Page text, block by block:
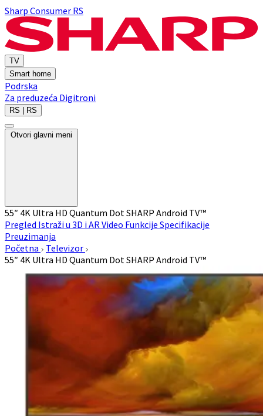
Sharp Consumer RS
TV
Smart home
Podrska
Za preduzeća Digitroni
RS | RS
Otvori glavni meni
55″ 4K Ultra HD Quantum Dot SHARP Android TV™
Pregled Istraži u 3D i ARVideo Funkcije Specifikacije
Preuzimanja
Početna
Televizor
55″ 4K Ultra HD Quantum Dot SHARP Android TV™